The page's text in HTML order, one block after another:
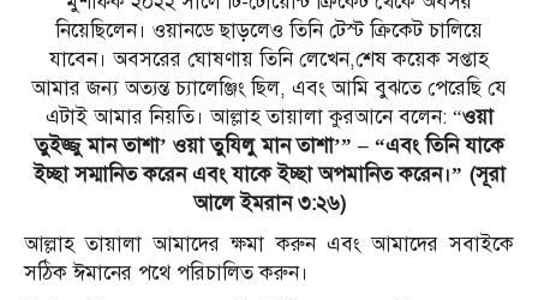
নিয়েছিলেন। ওয়ানডে ছাড়লেও তিনি টেস্ট ক্রিকেট চালিয়ে
যাবেন। অবসরের ঘোষণায় তিনি লেখেন,শেষ কয়েক সপ্তাহ
আমার জন্য অত্যন্ত চ্যালেঞ্জিং ছিল, এবং আমি বুঝতে পেরেছি যে
এটাই আমার নিয়তি। আল্লাহ তায়ালা কুরআনে বলেন: “ওয়া
তুইজ্জু মান তাশা’ ওয়া তুযিলু মান তাশা’” – “এবং তিনি যাকে
ইচ্ছা সম্মানিত করেন এবং যাকে ইচ্ছা অপমানিত করেন।” (সূরা
আলে ইমরান ৩:২৬)
আল্লাহ তায়ালা আমাদের ক্ষমা করুন এবং আমাদের সবাইকে
সঠিক ঈমানের পথে পরিচালিত করুন।